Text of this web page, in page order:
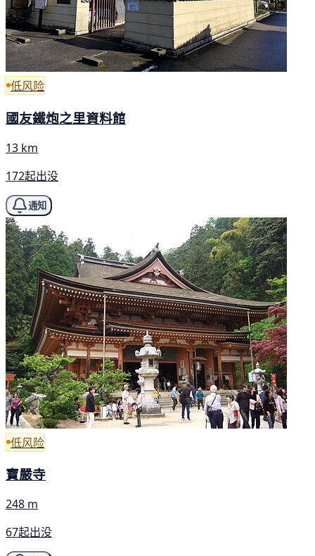
低风险
國友鐵炮之里資料館
13 km
172起出没
通知
低风险
寶嚴寺
248 m
67起出没